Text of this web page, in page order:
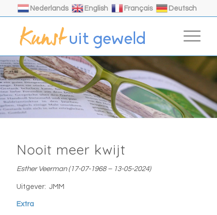
Nederlands English Français Deutsch
Nooit meer kwijt
Esther Veerman (17-07-1968 – 13-05-2024)
Uitgever: JMM
Extra